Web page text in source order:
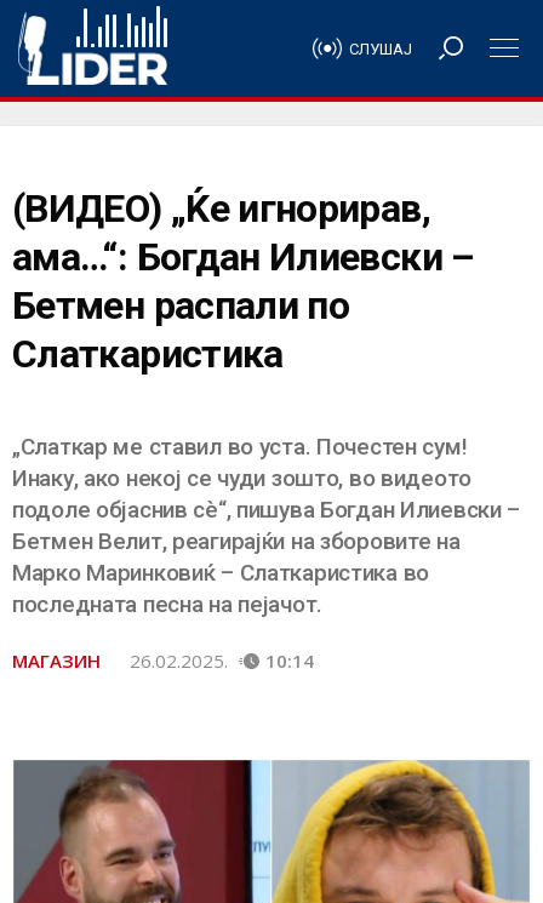
СЛУШАЈ
(ВИДЕО) „Ќе игнорирав,
ама…“: Богдан Илиевски –
Бетмен распали по
Слаткаристика
„Слаткар ме ставил во уста. Почестен сум!
Инаку, ако некој се чуди зошто, во видеото
подоле објаснив сè“, пишува Богдан Илиевски –
Бетмен Велит, реагирајќи на зборовите на
Марко Маринковиќ – Слаткаристика во
последната песна на пејачот.
МАГАЗИН 26.02.2025. 10:14